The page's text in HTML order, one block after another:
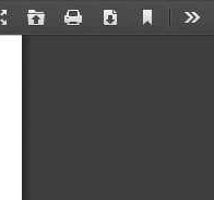
Presentation
Open Print Download
Current